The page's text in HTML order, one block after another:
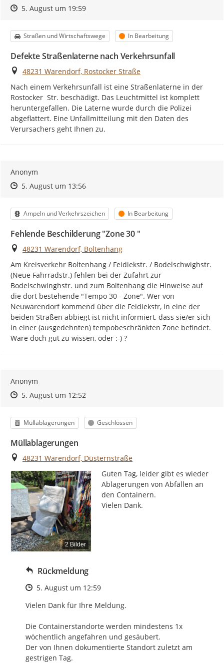
Zeitpunkt des Erstellens
Zeitpunkt des Erstellens
5. August um 19:59Zur Äußerung
Kategorie
Straßen und Wirtschaftswege Status
In Bearbeitung
Defekte Straßenlaterne nach Verkehrsunfall
Ort
48231 Warendorf, Rostocker Straße
Nach einem Verkehrsunfall ist eine Straßenlaterne in der
Rostocker  Str. beschädigt. Das Leuchtmittel ist komplett
heruntergefallen. Die Laterne wurde durch die Polizei
abgeflattert. Eine Unfallmitteilung mit den Daten des
Verursachers geht Ihnen zu.
Anonym
Zeitpunkt des Erstellens
Zeitpunkt des Erstellens
5. August um 13:56Zur Äußerung
Kategorie
Ampeln und Verkehrszeichen Status
In Bearbeitung
Fehlende Beschilderung "Zone 30 "
Ort
48231 Warendorf, Boltenhang
Am Kreisverkehr Boltenhang / Feidiekstr. / Bodelschwighstr.
(Neue Fahrradstr.) fehlen bei der Zufahrt zur
Bodelschwinghstr. und zum Boltenhang die Hinweise auf
die dort bestehende "Tempo 30 - Zone". Wer von
Neuwarendorf kommend über die Feidiekstr, in eine der
beiden Straßen abbiegt ist nicht informiert, dass sie/er sich
in einer (ausgedehnten) tempobeschränkten Zone befindet.
Wäre doch gut zu wissen, oder :-) ?
Anonym
Zeitpunkt des Erstellens
Zeitpunkt des Erstellens
5. August um 12:52Zur Äußerung
Kategorie
Müllablagerungen Status
Geschlossen
Müllablagerungen
Ort
48231 Warendorf, Düsternstraße
2 Bilder
Guten Tag, leider gibt es wieder
Ablagerungen von Abfällen an
den Containern.
Vielen Dank.
Rückmeldung
Zeitpunkt des Erstellens
5. August um 12:59
Vielen Dank für Ihre Meldung.
Die Containerstandorte werden mindestens 1x
wöchentlich angefahren und gesäubert.
Der von Ihnen dokumentierte Standort zuletzt am
gestrigen Tag.